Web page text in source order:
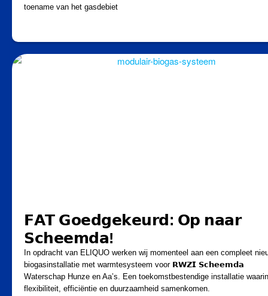
toename van het gasdebiet
𝗙𝗔𝗧 𝗚𝗼𝗲𝗱𝗴𝗲𝗸𝗲𝘂𝗿𝗱: 𝗢𝗽 𝗻𝗮𝗮𝗿
𝗦𝗰𝗵𝗲𝗲𝗺𝗱𝗮!
In opdracht van ELIQUO werken wij momenteel aan een compleet
biogasinstallatie met warmtesysteem voor 𝗥𝗪𝗭𝗜 𝗦𝗰𝗵𝗲𝗲𝗺𝗱𝗮
Waterschap Hunze en Aa’s. Een toekomstbestendige installatie waarin
flexibiliteit, efficiëntie en duurzaamheid samenkomen.